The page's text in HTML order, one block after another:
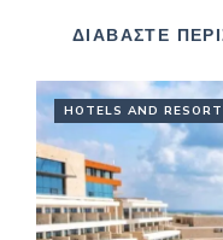
ΔΙΑΒΑΣΤΕ
HOTELS AND